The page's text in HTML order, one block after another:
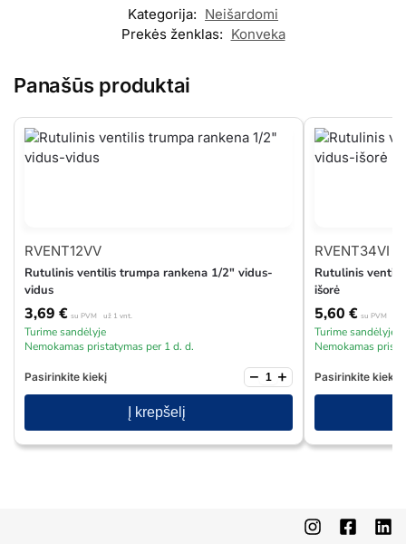
Kategorija: Neišardomi
Prekės ženklas: Konveka
Panašūs produktai
RVENT12VV
Rutulinis ventilis trumpa rankena 1/2″ vidus-
vidus
3,69 € su PVM už 1 vnt.
Turime sandėlyje
Nemokamas pristatymas per 1 d. d.
Pasirinkite kiekį − +
Į krepšelį
RVENT34VI
Rutulinis
išorė
5,60 € su PVM
Turime sandėlyje
Nemokamas
Pasirinkite kiekį